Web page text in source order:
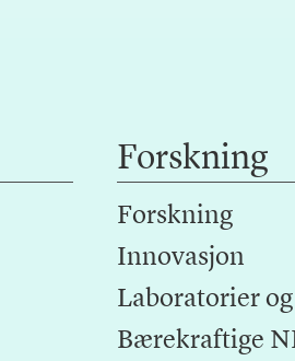
Forskning
Forskning
Innovasjon
Laboratorier
Bærekraftige